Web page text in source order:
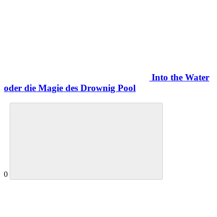
Into the Water
oder die Magie des Drownig Pool
0